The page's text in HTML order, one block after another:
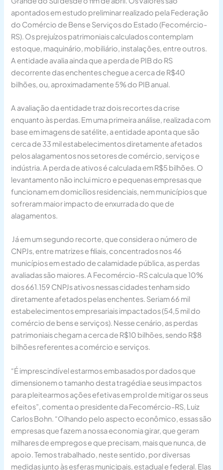
apontados em estudo preliminar realizado pela Federação
do Comércio de Bens e Serviços do Estado (Fecomércio-
RS). Os prejuízos patrimoniais calculados contemplam
estoque, maquinário, mobiliário, instalações, entre outros.
A entidade avalia ainda que a perda de PIB do RS
decorrente das enchentes chegue a cerca de R$40
bilhões, ou, aproximadamente 5% do PIB anual.
A avaliação da entidade traz dois recortes da crise
enquanto às perdas. Em uma primeira análise, realizada com
base em imagens de satélite, a entidade aponta que são
cerca de 33 mil estabelecimentos diretamente afetados
pelos alagamentos nos setores de comércio, serviços e
indústria. A perda de ativos é calculada em R$5 bilhões. O
levantamento não inclui micro e pequenas empresas que
funcionam em domicílios residenciais, nem municípios que
sofreram maior impacto de enxurrada do que de
alagamentos.
Já em um segundo recorte, que considera o número de
CNPJs, entre matrizes e filiais, concentrados nos 46
municípios em estado de calamidade pública, as perdas
avaliadas são maiores. A Fecomércio-RS calcula que 10%
dos 661.159 CNPJs ativos nessas cidades tenham sido
diretamente afetados pelas enchentes. Seriam 66 mil
estabelecimentos empresariais impactados (54,5 mil do
comércio de bens e serviços). Nesse cenário, as perdas
patrimoniais chegam a cerca de R$10 bilhões, sendo R$8
bilhões referentes a comércio e serviços.
“É imprescindível estarmos embasados por dados que
dimensionem o tamanho desta tragédia e seus impactos
para pleitearmos ações efetivas em prol de mitigar os seus
efeitos”, comenta o presidente da Fecomércio-RS, Luiz
Carlos Bohn. “Olhando pelo aspecto econômico, essas são
empresas que fazem a nossa economia girar, que geram
milhares de empregos e que precisam, mais que nunca, de
apoio. Temos trabalhado, neste sentido, por diversas
medidas junto às esferas municipais, estadual e federal. Elas